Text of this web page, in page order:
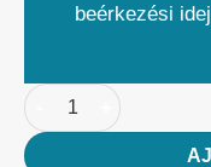
beérkezési